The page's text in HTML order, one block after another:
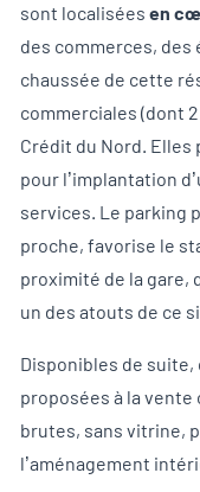
sont localisées en
des commerces,
chaussée de cette
commerciales (dont
Crédit du Nord.
pour l’implantation
services. Le parking
proche, favorise le
proximité de la gare,
un des atouts de ce
Disponibles de
proposées à la vente
brutes, sans vitrine,
l’aménagement